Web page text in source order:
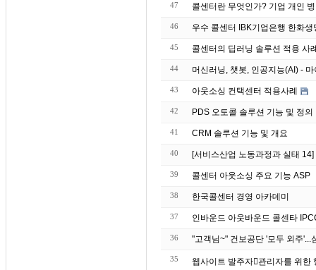
47 콜센터란 무엇인가? 기업 개인
46 우수 콜센터 IBK기업
45
44 머신러닝, 챗봇, 인공지능(AI) -
43 아웃소싱 컨택센터 적용사례
42 PDS 오토콜 솔루션 기능 및 정의
41 CRM 솔루션 기능 및 개요
40 [서비스산업 노동과정과 실태
39 콜센터 아웃소싱 주요 기능 ASP
38 한국콜센터 경영 아카데미
37 인바운드 아웃바운드 콜센타
36
35